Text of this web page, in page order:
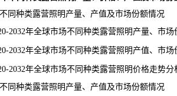
种类露营照明产量、产值及市场份额情况
年全球市场不同种类露营照明产量、市场
年全球市场不同种类露营照明产值、市场
年全球市场不同种类露营照明价格走势分
种类露营照明产量、产值及市场份额情况